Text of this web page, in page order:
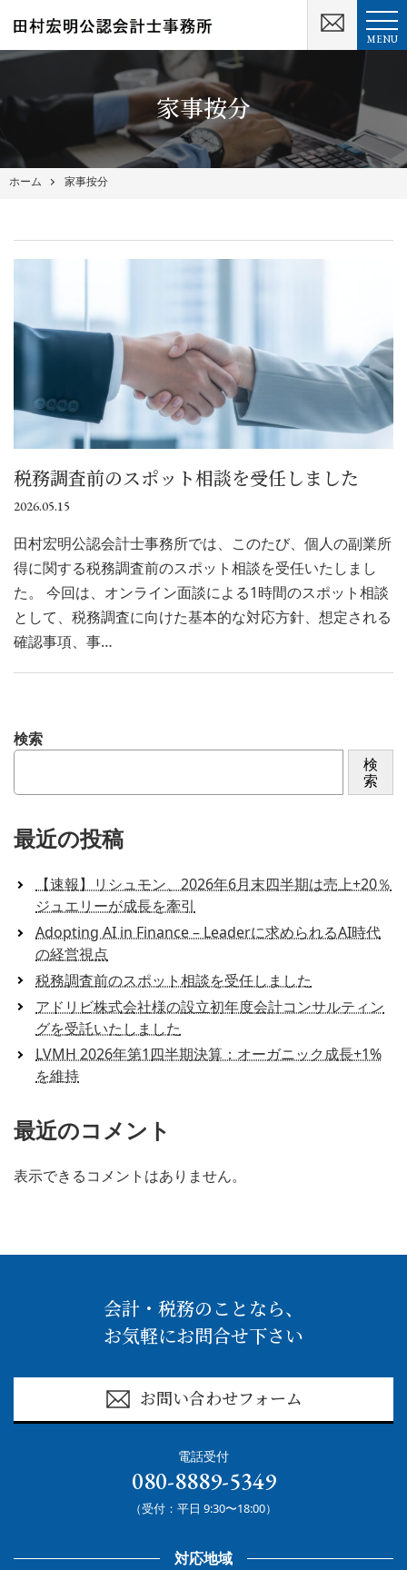
MENU
家事按分
ホーム 家事按分
税務調査前のスポット相談を受任しました
2026.05.15
田村宏明公認会計士事務所では、このたび、個人の副業所
得に関する税務調査前のスポット相談を受任いたしまし
た。 今回は、オンライン面談による1時間のスポット相談
として、税務調査に向けた基本的な対応方針、想定される
確認事項、事…
検索
検
索
最近の投稿
【速報】リシュモン、2026年6月末四半期は売上+20％
ジュエリーが成長を牽引
Adopting AI in Finance – Leaderに求められるAI時代
の経営視点
税務調査前のスポット相談を受任しました
アドリビ株式会社様の設立初年度会計コンサルティン
グを受託いたしました
LVMH 2026年第1四半期決算：オーガニック成長+1%
を維持
最近のコメント
表示できるコメントはありません。
会計・税務のことなら、
お気軽にお問合せ下さい
お問い合わせフォーム
電話受付
080-8889-5349
（受付：平日 9:30〜18:00）
対応地域